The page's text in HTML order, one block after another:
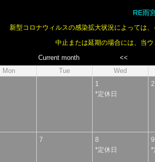
RE雨
新型コロナウィルスの感染拡大状況によっては
中止または延期の場合には、当
Current month
<<
Mon
Tue
Wed
1
*定休日
7
8
*定休日
*